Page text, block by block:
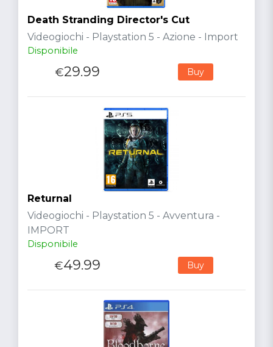
Death Stranding Director's Cut
Videogiochi - Playstation 5 - Azione - Import
Disponibile
€29.99 Buy
Returnal
Videogiochi - Playstation 5 - Avventura -
IMPORT
Disponibile
€49.99 Buy